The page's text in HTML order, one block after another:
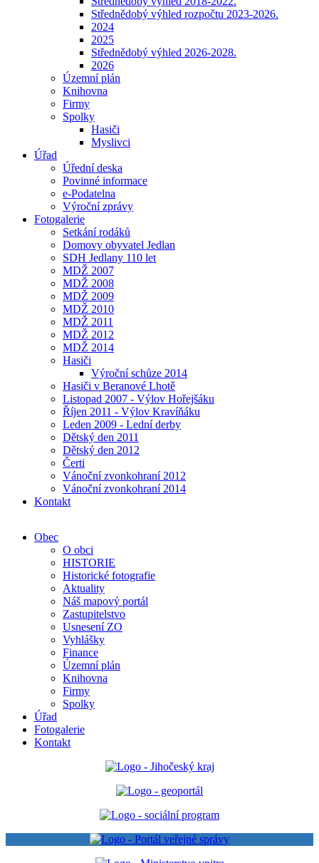
Střednědobý výhled rozpočtu 2023-2026.
2024
2025
Střednědobý výhled 2026-2028.
2026
Územní plán
Knihovna
Firmy
Spolky
Hasiči
Myslivci
Úřad
Úřední deska
Povinné informace
e-Podatelna
Výroční zprávy
Fotogalerie
Setkání rodáků
Domovy obyvatel Jedlan
SDH Jedlany 110 let
MDŽ 2007
MDŽ 2008
MDŽ 2009
MDŽ 2010
MDŽ 2011
MDŽ 2012
MDŽ 2014
Hasiči
Výroční schůze 2014
Hasiči v Beranové Lhotě
Listopad 2007 - Výlov Hořejšáku
Říjen 2011 - Výlov Kravíňáku
Leden 2009 - Lední derby
Dětský den 2011
Dětský den 2012
Čerti
Vánoční zvonkohraní 2012
Vánoční zvonkohraní 2014
Kontakt
Obec
O obci
HISTORIE
Historické fotografie
Aktuality
Náš mapový portál
Zastupitelstvo
Usnesení ZO
Vyhlášky
Finance
Územní plán
Knihovna
Firmy
Spolky
Úřad
Fotogalerie
Kontakt